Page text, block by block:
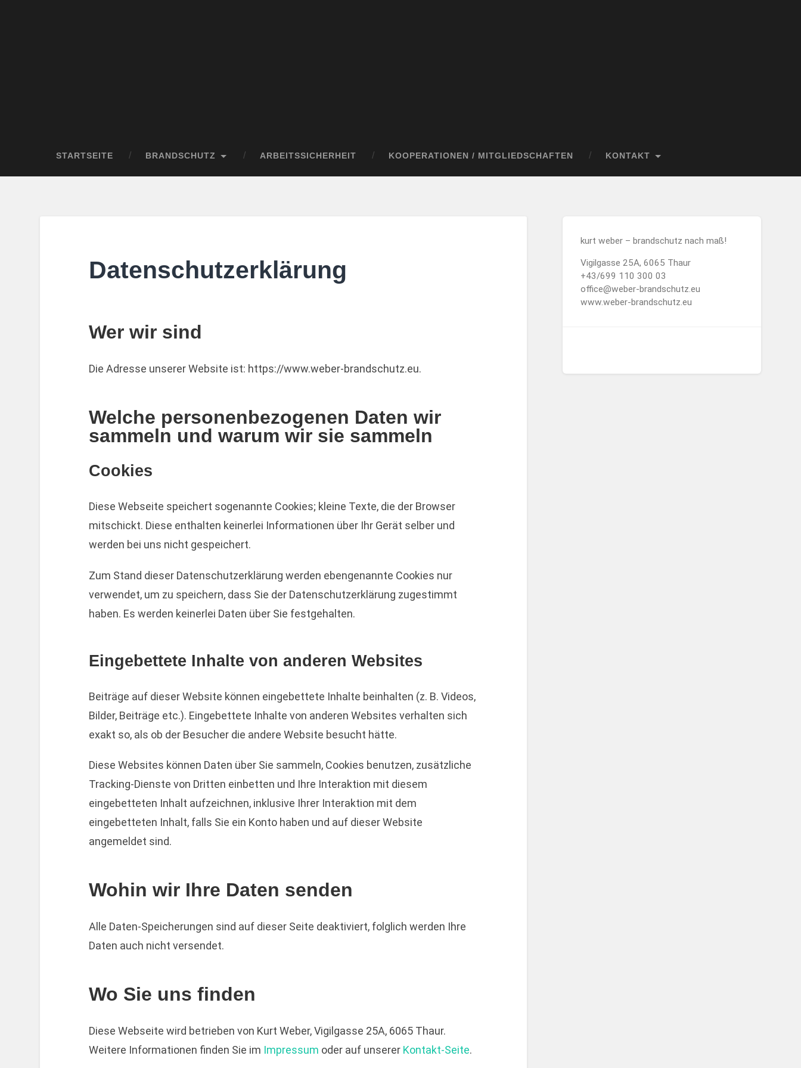
STARTSEITE BRANDSCHUTZ ARBEITSSICHERHEIT KOOPERATIONEN / MITGLIEDSCHAFTEN KONTAKT
Datenschutzerklärung
Wer wir sind
Die Adresse unserer Website ist: https://www.weber-brandschutz.eu.
Welche personenbezogenen Daten wir
sammeln und warum wir sie sammeln
Cookies
Diese Webseite speichert sogenannte Cookies; kleine Texte, die der Browser
mitschickt. Diese enthalten keinerlei Informationen über Ihr Gerät selber und
werden bei uns nicht gespeichert.
Zum Stand dieser Datenschutzerklärung werden ebengenannte Cookies nur
verwendet, um zu speichern, dass Sie der Datenschutzerklärung zugestimmt
haben. Es werden keinerlei Daten über Sie festgehalten.
Eingebettete Inhalte von anderen Websites
Beiträge auf dieser Website können eingebettete Inhalte beinhalten (z. B. Videos,
Bilder, Beiträge etc.). Eingebettete Inhalte von anderen Websites verhalten sich
exakt so, als ob der Besucher die andere Website besucht hätte.
Diese Websites können Daten über Sie sammeln, Cookies benutzen, zusätzliche
Tracking-Dienste von Dritten einbetten und Ihre Interaktion mit diesem
eingebetteten Inhalt aufzeichnen, inklusive Ihrer Interaktion mit dem
eingebetteten Inhalt, falls Sie ein Konto haben und auf dieser Website
angemeldet sind.
Wohin wir Ihre Daten senden
Alle Daten-Speicherungen sind auf dieser Seite deaktiviert, folglich werden Ihre
Daten auch nicht versendet.
Wo Sie uns finden
Diese Webseite wird betrieben von Kurt Weber, Vigilgasse 25A, 6065 Thaur.
Weitere Informationen finden Sie im Impressum oder auf unserer Kontakt-Seite.
kurt weber – brandschutz nach maß!
Vigilgasse 25A, 6065 Thaur
+43/699 110 300 03
office@weber-brandschutz.eu
www.weber-brandschutz.eu